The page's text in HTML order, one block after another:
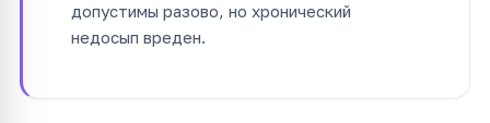
допустимы разово, но хронический
недосып вреден.